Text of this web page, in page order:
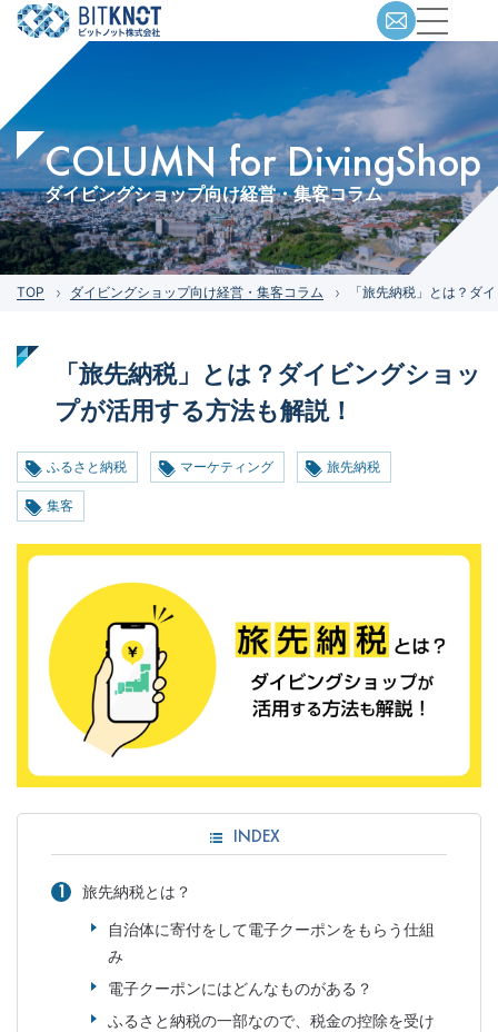
COLUMN for DivingShop
ダイビングショップ向け経営・集客コラム
TOP ダイビングショップ向け経営・集客コラム 「旅先納税」とは？ダ
「旅先納税」とは？ダイビングショッ
プが活用する方法も解説！
ふるさと納税 マーケティング 旅先納税
集客
INDEX
旅先納税とは？
自治体に寄付をして電子クーポンをもらう仕組
み
電子クーポンにはどんなものがある？
ふるさと納税の一部なので、税金の控除を受け